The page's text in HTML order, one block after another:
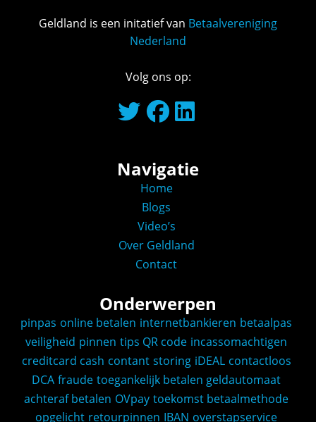
Geldland is een initatief van Betaalvereniging
Nederland
Volg ons op:
Navigatie
Home
Blogs
Video’s
Over Geldland
Contact
Onderwerpen
pinpas online betalen internetbankieren betaalpas
veiligheid pinnen tips QR code incassomachtigen
creditcard cash contant storing iDEAL contactloos
DCA fraude toegankelijk betalen geldautomaat
achteraf betalen OVpay toekomst betaalmethode
opgelicht retourpinnen IBAN overstapservice